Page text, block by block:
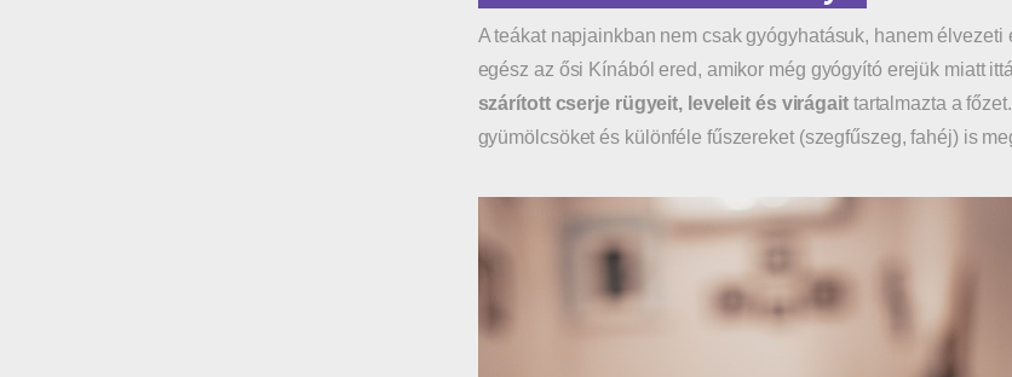
A teákat napjainkban nem csak gyógyhatásuk, hanem
egész az ősi Kínából ered, amikor még gyógyító erejük miatt
szárított cserje rügyeit, leveleit és virágaittartalmazta a
gyümölcsöket és különféle fűszereket (szegfűszeg, fahéj) is